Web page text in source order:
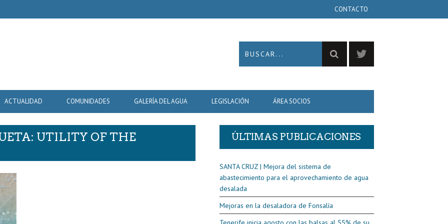
CONTACTO
ACTUALIDAD COMUNIDADES GALERÍA DEL AGUA LEGISLACIÓN ÁREA SOCIOS
UTILITY OF THE
ÚLTIMAS PUBLICACIONES
SANTA CRUZ | Mejora del sistema de
abastecimiento para el aprovechamiento de agua
desalada
Mejoras en la desaladora de Fonsalía